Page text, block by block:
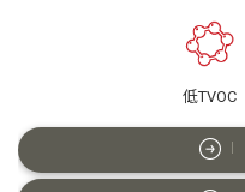
低TVOC